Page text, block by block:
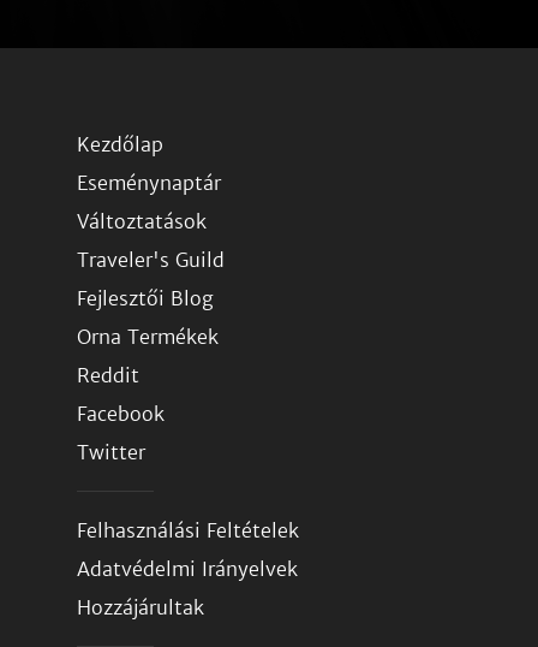
Kezdőlap
Eseménynaptár
Változtatások
Traveler's Guild
Fejlesztői Blog
Orna Termékek
Reddit
Facebook
Twitter
Felhasználási Feltételek
Adatvédelmi Irányelvek
Hozzájárultak